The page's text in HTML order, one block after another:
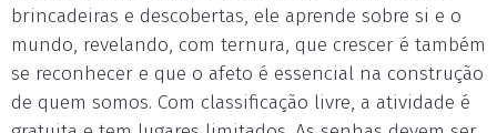
brincadeiras e descobertas, ele aprende sobre si e o
mundo, revelando, com ternura, que crescer é também
se reconhecer e que o afeto é essencial na construção
de quem somos. Com classificação livre, a atividade é